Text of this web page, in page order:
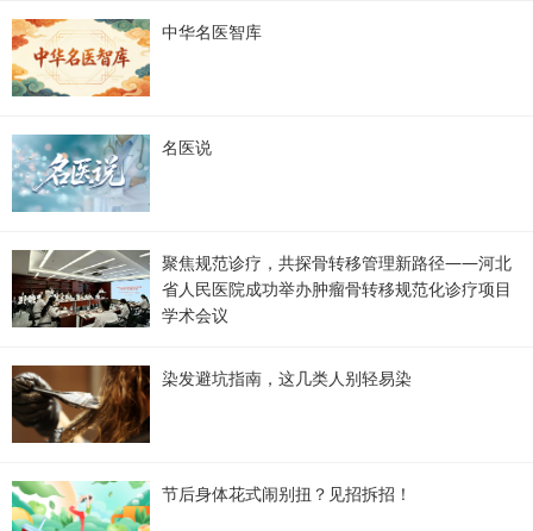
中华名医智库
名医说
聚焦规范诊疗，共探骨转移管理新路径——河北
省人民医院成功举办肿瘤骨转移规范化诊疗项目
学术会议
染发避坑指南，这几类人别轻易染
节后身体花式闹别扭？见招拆招！